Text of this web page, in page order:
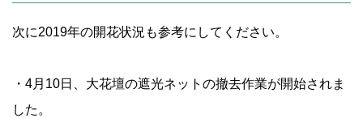
次に2019年の開花状況も参考にしてください。
・4月10日、大花壇の遮光ネットの撤去作業が開始されま
した。